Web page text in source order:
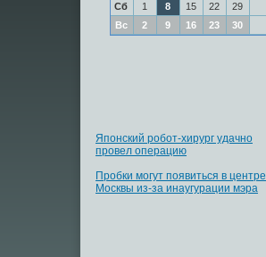
Сб
1 8 15 22
29
Вс
2 9 16 23 30
Японский робот-хирург удачно
провел операцию
Пробки могут появиться в центре
Москвы из-за инаугурации мэра